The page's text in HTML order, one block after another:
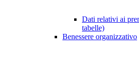
Dati relativi ai
tabelle)
Benessere organizzativo